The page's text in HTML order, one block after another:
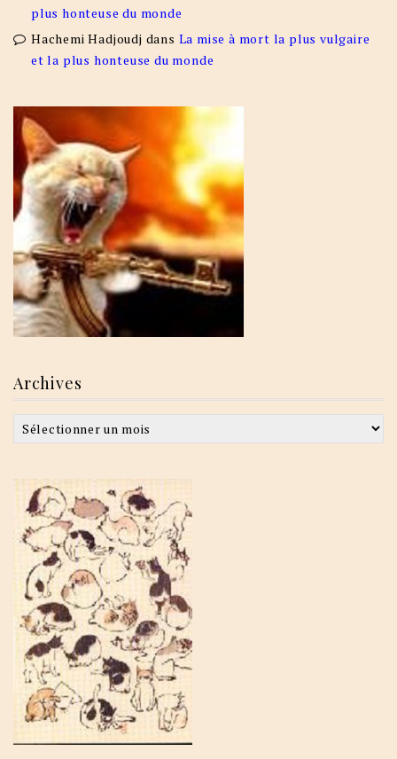
plus honteuse du monde
Hachemi Hadjoudj dans La mise à mort la plus vulgaire
et la plus honteuse du monde
Archives
Archives